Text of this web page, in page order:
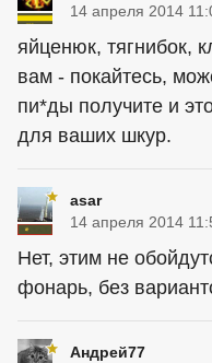
14 апреля 2014
яйценюк, тягнибок,
вам - покайтесь,
пи*ды получите и
для ваших шкур.
asar
14 апреля 2014
Нет, этим не
фонарь, без
Андрей77